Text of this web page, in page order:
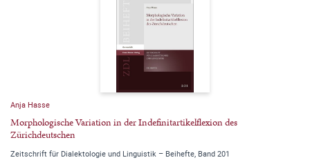
Anja Hasse
Morphologische Variation in der Indefinitartikelflexion des
Zürichdeutschen
Zeitschrift für Dialektologie und Linguistik – Beihefte, Band 201